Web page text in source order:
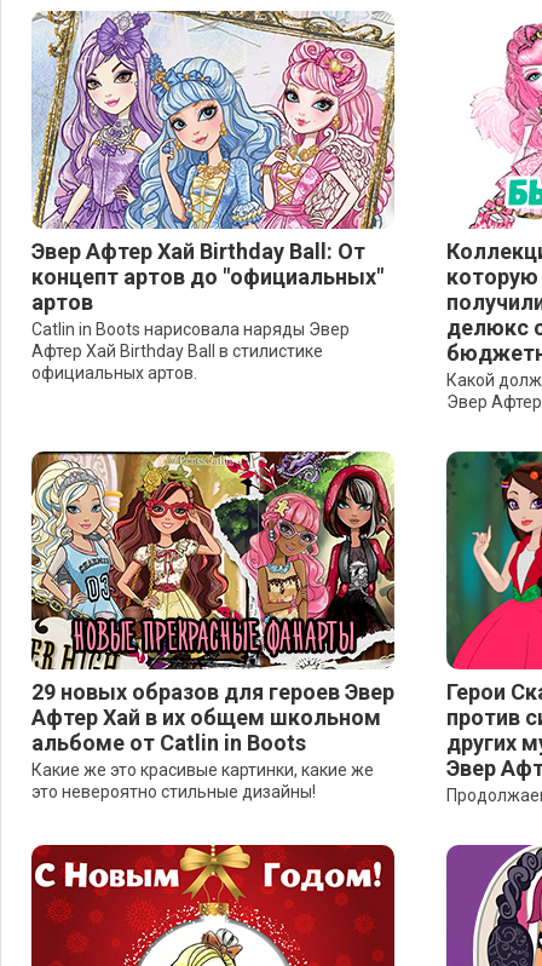
Эвер Афтер Хай Birthday Ball: От
концепт артов до "официальных"
артов
Catlin in Boots нарисовала наряды Эвер
Афтер Хай Birthday Ball в стилистике
официальных артов.
делюкс
Какой
Эвер
29 новых образов для героев Эвер
Афтер Хай в их общем школьном
альбоме от Catlin in Boots
Какие же это красивые картинки, какие же
это невероятно стильные дизайны!
Герои
против
других
Эвер